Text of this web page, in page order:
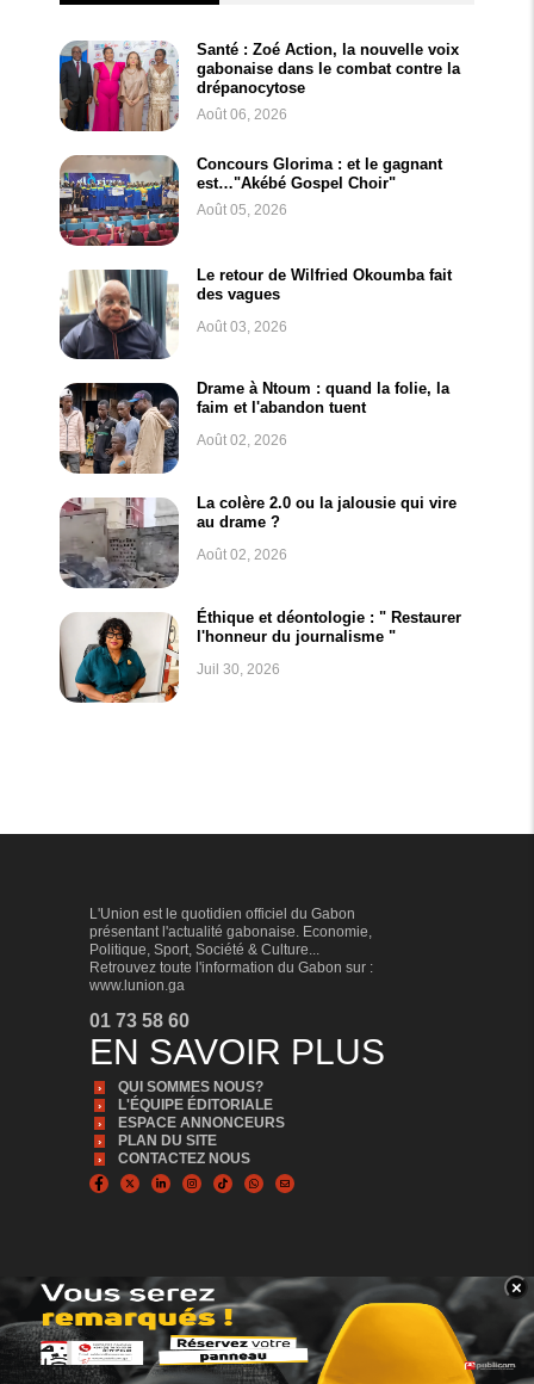
Santé : Zoé Action, la nouvelle voix
gabonaise dans le combat contre la
drépanocytose
Août 06, 2026
Concours Glorima : et le gagnant
est…"Akébé Gospel Choir"
Août 05, 2026
Le retour de Wilfried Okoumba fait
des vagues
Août 03, 2026
Drame à Ntoum : quand la folie, la
faim et l'abandon tuent
Août 02, 2026
La colère 2.0 ou la jalousie qui vire
au drame ?
Août 02, 2026
Éthique et déontologie : " Restaurer
l'honneur du journalisme "
Juil 30, 2026
BANNER_BAS
×
L'Union est le quotidien officiel du Gabon
présentant l'actualité gabonaise. Economie,
Politique, Sport, Société & Culture...
Retrouvez toute l'information du Gabon sur :
www.lunion.ga
01 73 58 60
EN SAVOIR PLUS
QUI SOMMES NOUS?
L'ÉQUIPE ÉDITORIALE
ESPACE ANNONCEURS
PLAN DU SITE
CONTACTEZ NOUS
© Copyright 2024, Tous droits réservés | L'Union est édité par la Sonapresse
Plus d'infos, Plus proche de vous